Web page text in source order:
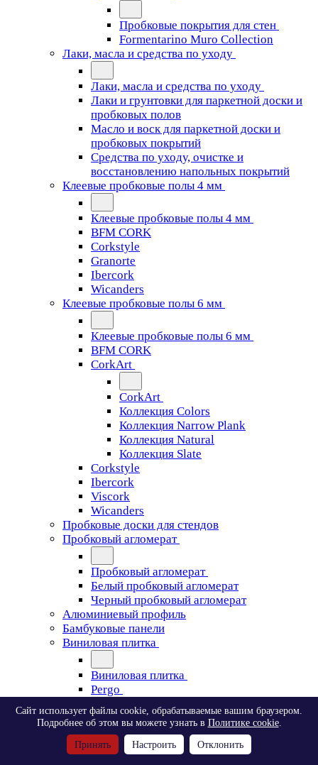
Пробковые покрытия для стен
Formentarino Muro Collection
Лаки, масла и средства по уходу
Лаки, масла и средства по уходу
Лаки и грунтовки для паркетной доски и
пробковых полов
Масло и воск для паркетной доски и
пробковых покрытий
Средства по уходу, очистке и
восстановлению напольных покрытий
Клеевые пробковые полы 4 мм
Клеевые пробковые полы 4 мм
BFM CORK
Corkstyle
Granorte
Ibercork
Wicanders
Клеевые пробковые полы 6 мм
Клеевые пробковые полы 6 мм
BFM CORK
CorkArt
CorkArt
Коллекция Colors
Коллекция Narrow Plank
Коллекция Natural
Коллекция Slate
Corkstyle
Ibercork
Viscork
Wicanders
Пробковые доски для стендов
Пробковый агломерат
Пробковый агломерат
Белый пробковый агломерат
Черный пробковый агломерат
Алюминиевый профиль
Бамбуковые панели
Виниловая плитка
Виниловая плитка
Pergo
Pergo
Classic Plank Optimum Glue
Modern Plank Optimum Glue
Сайт использует файлы cookie, обрабатываемые вашим браузером.
Подробнее об этом вы можете узнать в Политике cookie.
Принять Настроить Отклонить